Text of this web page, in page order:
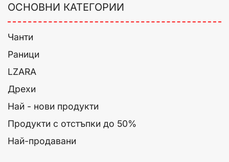
ОСНОВНИ КАТЕГОРИИ
Чанти
Раници
LZARA
Дрехи
Най - нови продукти
Продукти с отстъпки до 50%
Най-продавани